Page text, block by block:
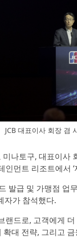
JCB 대표이사 회장 겸
미나토구, 대표이
먼트 리조트에서
발급 및 가맹점
자가 참석했다.
랜드로, 고객에게
대 전략, 그리고